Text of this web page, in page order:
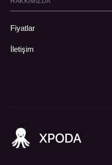
Fiyatlar
İletişim